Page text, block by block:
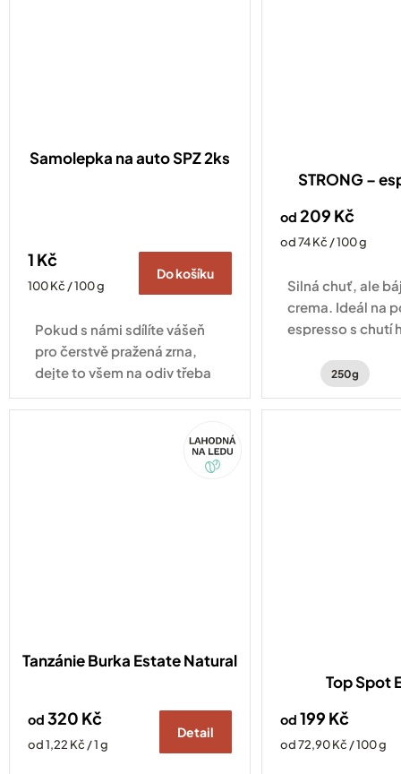
Samolepka na auto SPZ 2ks
1 Kč
Měrná
100 Kč / 100 g
Do košíku
Pokud s námi sdílíte vášeň
pro čerstvě pražená zrna,
dejte to všem na odiv třeba
právě naší minimalistickou
samolepkou. Samolepka na
STRONG –
od 209 Kč
Měrná
od 74 Kč / 100 g
Silná chuť, ale
crema. Ideál na
espresso s chutí
jemným250g
Tanzánie Burka Estate Natural
od 320 Kč
Měrná
od 1,22 Kč / 1 g
Detail
Top Spot
od 199 Kč
Měrná
od 72,90 Kč / 100 g